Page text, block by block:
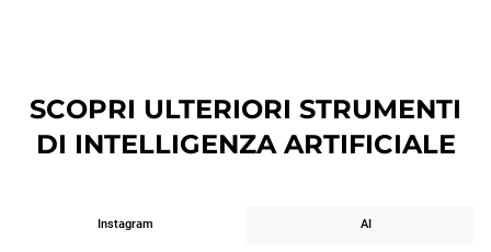
SCOPRI ULTERIORI STRUMENTI
DI INTELLIGENZA ARTIFICIALE
Instagram AI